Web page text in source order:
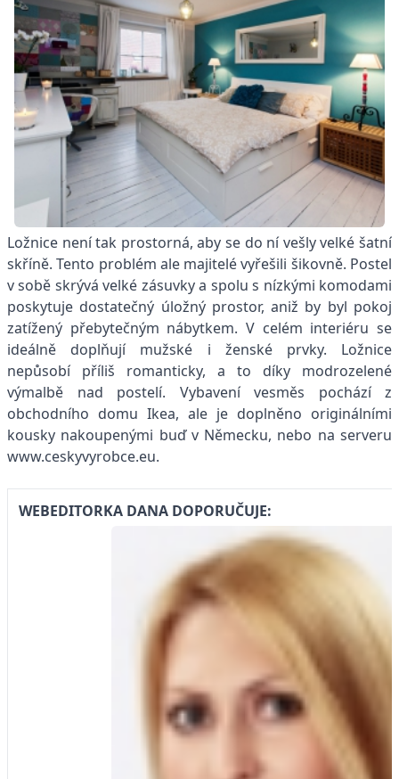
Ložnice není tak prostorná, aby se do ní vešly velké šatní
skříně. Tento problém ale majitelé vyřešili šikovně. Postel
v sobě skrývá velké zásuvky a spolu s nízkými komodami
poskytuje dostatečný úložný prostor, aniž by byl pokoj
zatížený přebytečným nábytkem. V celém interiéru se
ideálně doplňují mužské i ženské prvky. Ložnice
nepůsobí příliš romanticky, a to díky modrozelené
výmalbě nad postelí. Vybavení vesměs pochází z
obchodního domu Ikea, ale je doplněno originálními
kousky nakoupenými buď v Německu, nebo na serveru
www.ceskyvyrobce.eu.
WEBEDITORKA DANA DOPORUČUJE: